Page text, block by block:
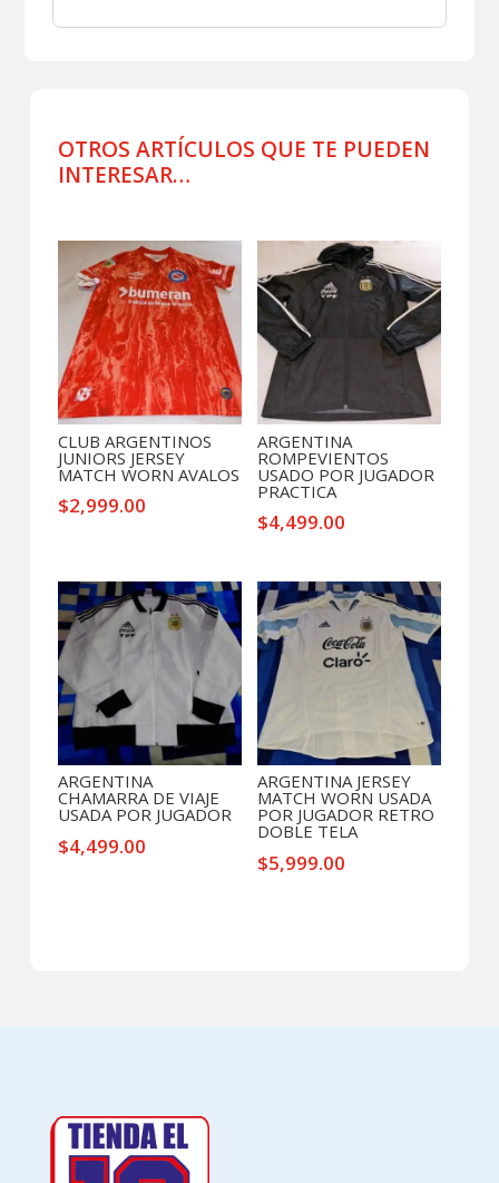
PRACTICA
cantidad
OTROS ARTÍCULOS QUE TE PUEDEN
INTERESAR…
CLUB ARGENTINOS
JUNIORS JERSEY
MATCH WORN AVALOS
$2,999.00
ARGENTINA
ROMPEVIENTOS
USADO POR JUGADOR
PRACTICA
$4,499.00
ARGENTINA
CHAMARRA DE VIAJE
USADA POR JUGADOR
$4,499.00
ARGENTINA JERSEY
MATCH WORN USADA
POR JUGADOR RETRO
DOBLE TELA
$5,999.00